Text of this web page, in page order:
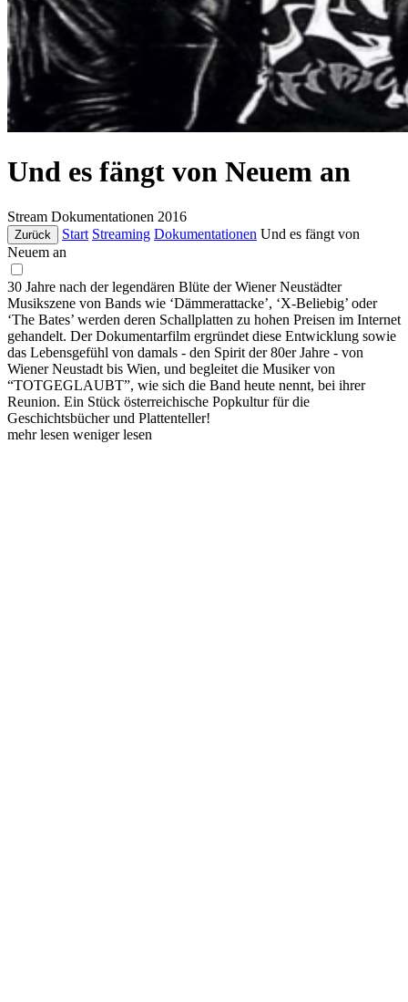
Und es fängt von Neuem an
Stream Dokumentationen 2016
Zurück Start Streaming Dokumentationen Und es fängt von
Neuem an
30 Jahre nach der legendären Blüte der Wiener Neustädter
Musikszene von Bands wie ‘Dämmerattacke’, ‘X-Beliebig’ oder
‘The Bates’ werden deren Schallplatten zu hohen Preisen im Internet
gehandelt. Der Dokumentarfilm ergründet diese Entwicklung sowie
das Lebensgefühl von damals - den Spirit der 80er Jahre - von
Wiener Neustadt bis Wien, und begleitet die Musiker von
“TOTGEGLAUBT”, wie sich die Band heute nennt, bei ihrer
Reunion. Ein Stück österreichische Popkultur für die
Geschichtsbücher und Plattenteller!
mehr lesen weniger lesen